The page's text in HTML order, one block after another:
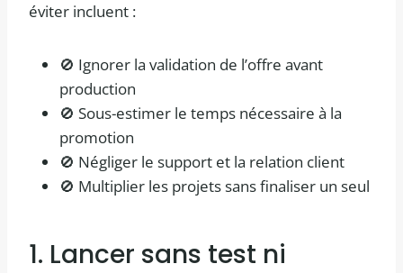
éviter incluent :
🚫 Ignorer la validation de l’offre avant
production
🚫 Sous-estimer le temps nécessaire à la
promotion
🚫 Négliger le support et la relation client
🚫 Multiplier les projets sans finaliser un seul
1. Lancer sans test ni